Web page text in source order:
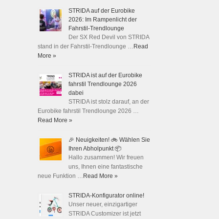
STRIDA auf der Eurobike
2026: Im Rampenlicht der
Fahrstil-Trendlounge
Der SX Red Devil von STRIDA
stand in der Fahrstil-Trendlounge … Read
More »
STRIDA ist auf der Eurobike
fahrstil Trendlounge 2026
dabei
STRIDA ist stolz darauf, an der
Eurobike fahrstil Trendlounge 2026 …
Read More »
🎉 Neuigkeiten! 🚲 Wählen Sie
Ihren Abholpunkt 📦
Hallo zusammen! Wir freuen
uns, Ihnen eine fantastische
neue Funktion … Read More »
STRIDA-Konfigurator online!
Unser neuer, einzigartiger
STRIDA Customizer ist jetzt